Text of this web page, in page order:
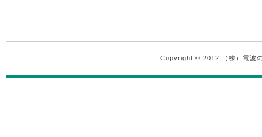
Copyright © 2012 （株）電波